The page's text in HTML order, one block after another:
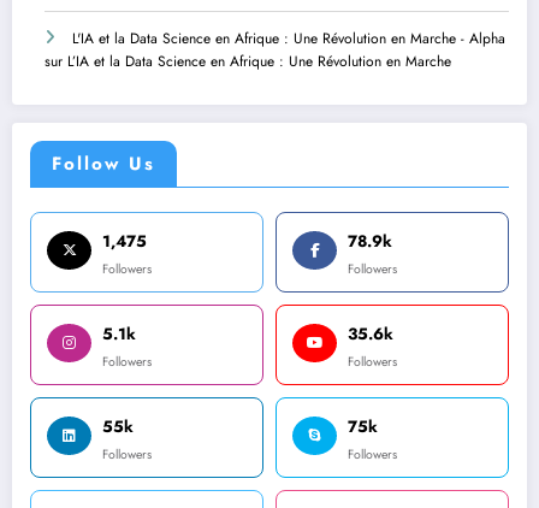
L'IA et la Data Science en Afrique : Une Révolution en Marche - Alpha
sur L’IA et la Data Science en Afrique : Une Révolution en Marche
Follow Us
1,475
Followers
78.9k
Followers
5.1k
Followers
35.6k
Followers
55k
Followers
75k
Followers